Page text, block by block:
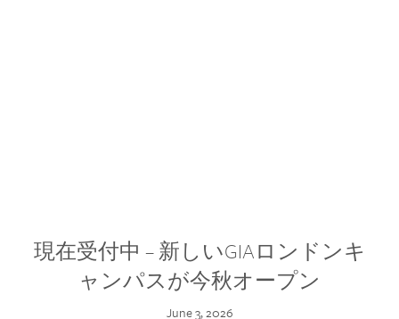
現在受付中 – 新しいGIAロンドンキ
ャンパスが今秋オープン
June 3, 2026